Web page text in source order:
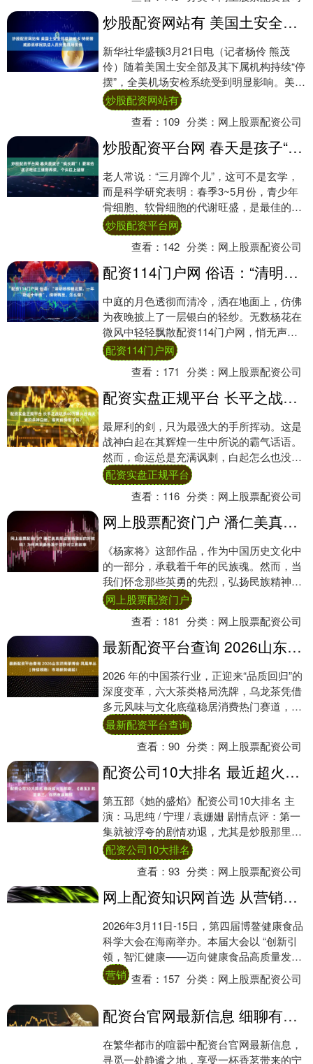
炒股配资网站有 美国土安全部拨款被卡 特朗普威胁派移民执法人员负责机场安保
新华社华盛顿3月21日电（记者杨伶 熊茂
伶）随着美国土安全部及其下属机构持续“停
摆”，全美机场安检系统受到明显影响。美国
总统特朗普21日表示，如果民主党人不立
即....
炒股配资网站有
查看： 109 分类： 网上股票配资公司
炒股配资平台网 春天是孩子“疯长期”！要常给孩子吃这三道营养菜，个头往上猛窜
老人常说：“三月蹿个儿”，这可不是玄学，
而是科学研究表明：春季3~5月份，青少年
骨细胞、软骨细胞的代谢旺盛，是最佳的长
高季节， 身高的生长速度可达秋天的2-2.....
炒股配资平台网
查看： 142 分类： 网上股票配资公司
配资114门户网 俗语：“清明杨柳朝北摆，一年能还十年债”，清明将至，怎么做？
中庭的月色透彻而清冷，洒在地面上，仿佛
为夜晚披上了一层银白的轻纱。无数杨花在
微风中轻轻飘散配资114门户网，悄无声息
地穿过空气，却像是带着某种无形的韵律，
悠然滑....
配资114门户网
查看： 171 分类： 网上股票配资公司
配资实盘正规平台 长平之战坑杀40万降兵违背天道的杀神白起，临死前悔悟了吗？
最犀利的剑，只为最强大的手所挥动。这是
战神白起在其辉煌一生中所说的霸气话语。
然而，命运总是充满讽刺，白起怎么也没有
想到，自己的剑最终会指向自己。 公元前
257年....
配资实盘正规平台
查看： 116 分类： 网上股票配资公司
网上股票配资门户 潘仁美真是迫害杨继业的奸贼吗？为何两宋最热衷于忠奸对立的故事
《杨家将》这部作品，作为中国历史文化中
的一部分，承载着千年的民族魂。然而，当
我们怀念那些英勇的先烈，弘扬民族精神
时，却也让一个人背上了不应承受的骂名。
这个人，就....
网上股票配资门户
查看： 181 分类： 网上股票配资公司
最新配资平台查询 2026山东济南茶博会 凤凰单丛 | 持续领跑：市场新势崛起！
2026 年的中国茶行业，正迎来“品质回归”的
深度变革，六大茶类格局洗牌，乌龙茶凭借
多元风味与文化底蕴稳居消费热门赛道，而
凤凰单丛作为乌龙茶中的璀璨明珠，更是
以....
最新配资平台查询
查看：90 分类： 网上股票配资公司
配资公司10大排名 最近超火五部剧，《逐玉》跌至第三，你熬夜追哪部
第五部《她的盛焰》配资公司10大排名 主
演：马思纯 / 宁理 / 袁姗姗 剧情点评：第一
集就被浮夸的剧情劝退，尤其是炒股那里，
因为女主这个天才少女计算出来的必涨....
配资公司10大排名
查看：93 分类： 网上股票配资公司
网上配资知识网首选 从营销红海到科研蓝海 宝宝馋了博鳌擘画辅食行业高质量发展蓝图
2026年3月11日-15日，第四届博鳌健康食品
科学大会在海南举办。本届大会以 “创新引
领，智汇健康——迈向健康食品高质量发展
新阶段”为主题，大会主席陈君石院士....
营销 查看： 157 分类： 网上股票配资公司
配资台官网最新信息 细聊有特色的茶馆价格，红旗河沟茶馆消费多少钱？
在繁华都市的喧嚣中配资台官网最新信息，
寻觅一处静谧之地，享受一杯香茗带来的宁